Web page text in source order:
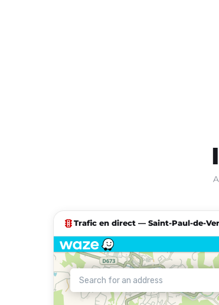
traffic Trafic en direct — Saint-Paul-de-